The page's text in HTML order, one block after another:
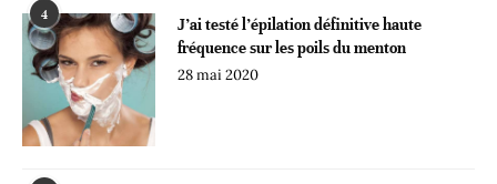
4
J’ai testé l’épilation définitive haute
fréquence sur les poils du menton
28 mai 2020